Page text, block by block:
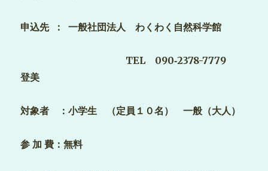
申込先 ： 一般社団法人 わくわく自然科学館
TEL 090‐2378-7779
登美
対象者 ：小学生 （定員１０名） 一般（大人）
参 加 費：無料